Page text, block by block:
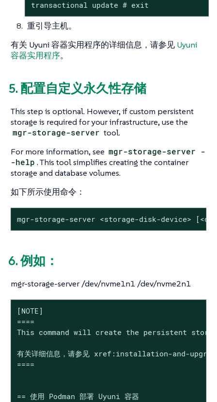
transactional update # exit
重引导主机。
有关 Uyuni 容器实用程序的详细信息，请参见 Uyuni
容器实用程序。
5. 配置自定义永久性存储
This step is optional. However, if custom persistent
storage is required for your infrastructure, use the
mgr-storage-server tool.
For more information, see mgr-storage-server -
-help . This tool simplifies creating the container
storage and database volumes.
如下所示使用命令：
mgr-storage-server <storage-disk-device>
6. 例如：
mgr-storage-server /dev/nvme1n1 /dev/nvme2n1
[NOTE]
====
This command will create the persistent
有关详细信息，请参见 xref:installation-and-
====
== 使用 Podman 部署 Uyuni 容器